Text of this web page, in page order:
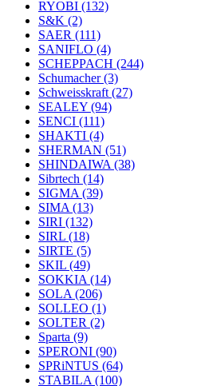
RYOBI (132)
S&K (2)
SAER (111)
SANIFLO (4)
SCHEPPACH (244)
Schumacher(3)
Schweisskraft (27)
SEALEY (94)
SENCI (111)
SHAKTI (4)
SHERMAN (51)
SHINDAIWA (38)
Sibrtech (14)
SIGMA (39)
SIMA (13)
SIRI (132)
SIRL (18)
SIRTE (5)
SKIL (49)
SOKKIA (14)
SOLA (206)
SOLLEO (1)
SOLTER (2)
Sparta (9)
SPERONI (90)
SPRiNTUS (64)
STABILA (100)